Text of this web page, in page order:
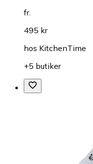
fr.
495 kr
hos KitchenTime
+5 butiker